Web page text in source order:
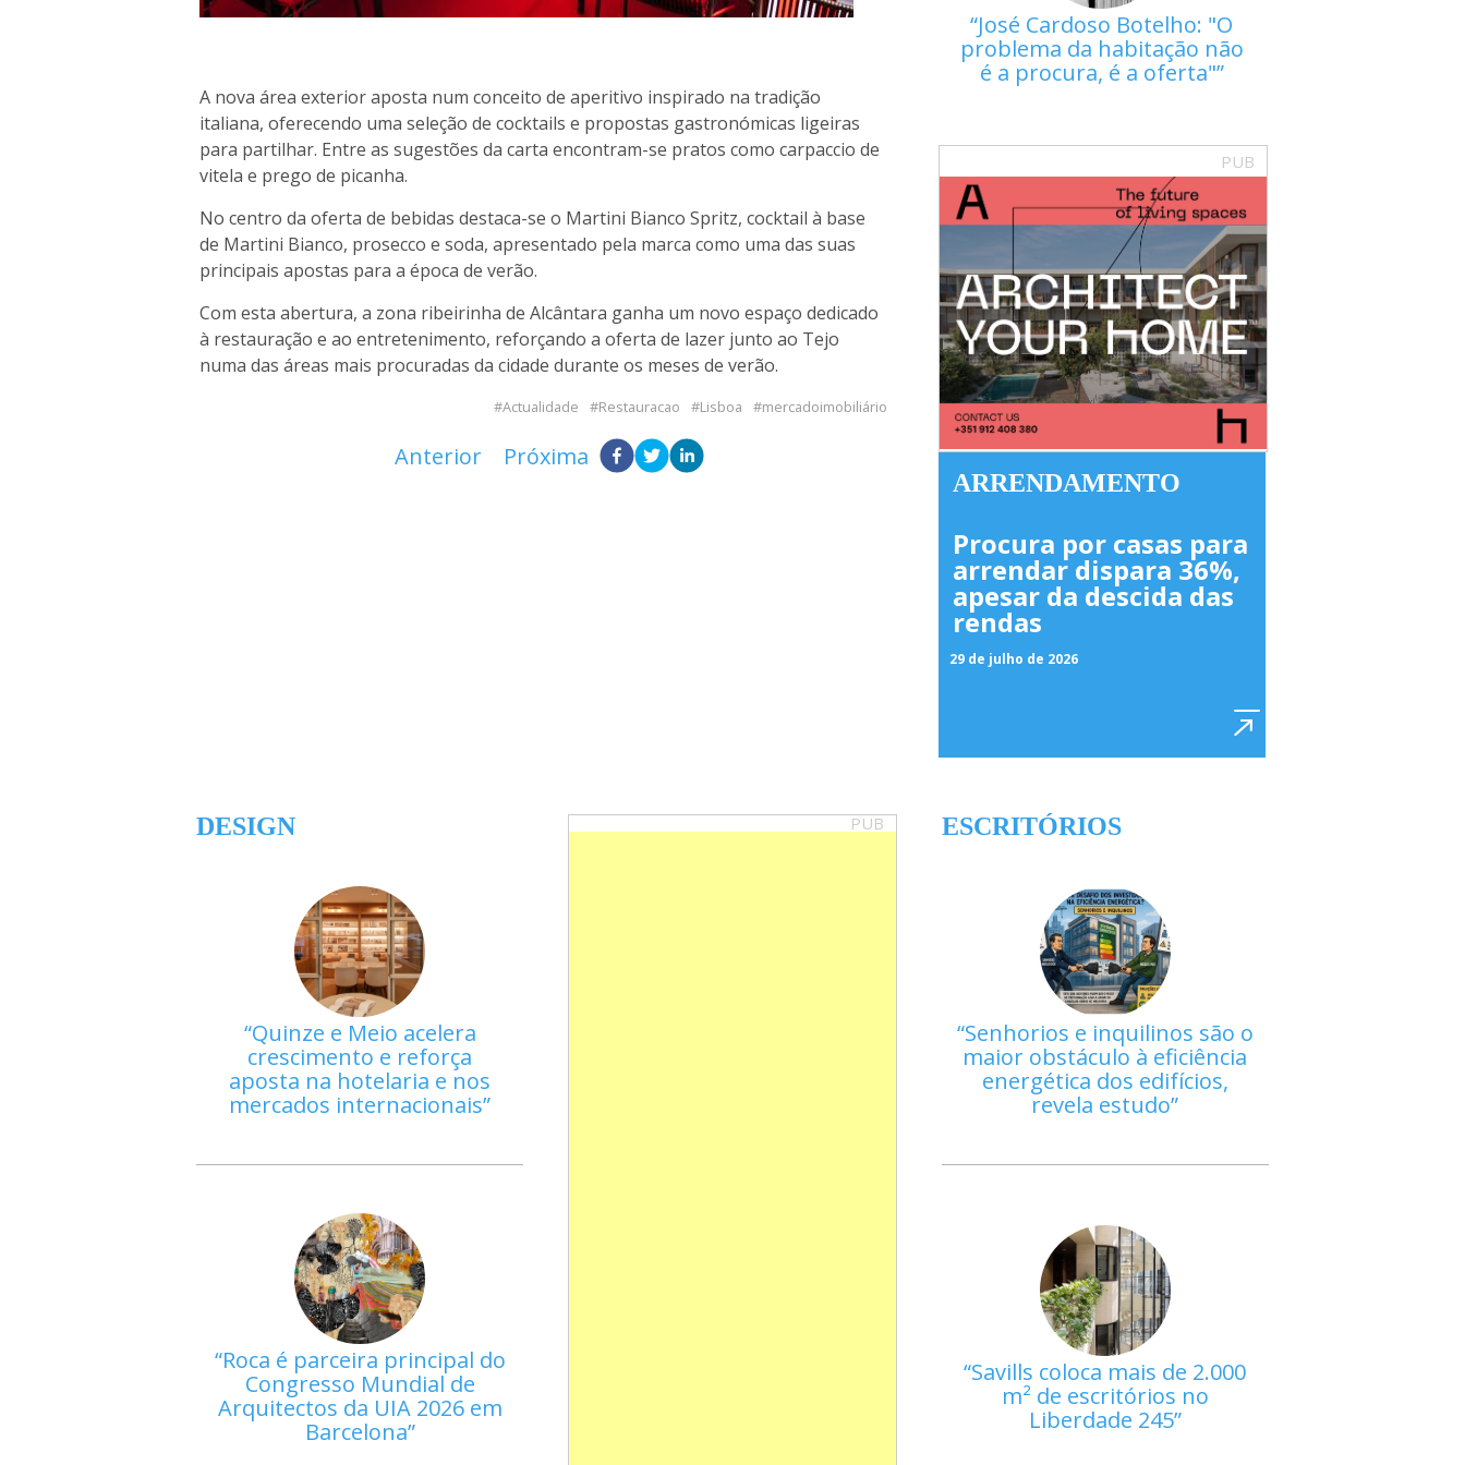
A nova área exterior aposta num conceito de aperitivo inspirado na tradição
italiana, oferecendo uma seleção de cocktails e propostas gastronómicas ligeiras
para partilhar. Entre as sugestões da carta encontram-se pratos como carpaccio de
vitela e prego de picanha.
No centro da oferta de bebidas destaca-se o Martini Bianco Spritz, cocktail à base
de Martini Bianco, prosecco e soda, apresentado pela marca como uma das suas
principais apostas para a época de verão.
Com esta abertura, a zona ribeirinha de Alcântara ganha um novo espaço dedicado
à restauração e ao entretenimento, reforçando a oferta de lazer junto ao Tejo
numa das áreas mais procuradas da cidade durante os meses de verão.
Actualidade Restauracao Lisboa mercadoimobiliário
Anterior Próxima
José Cardoso Botelho: "O
problema da habitação não
é a procura, é a oferta"
PUB
ARRENDAMENTO
Procura por casas para
arrendar dispara 36%,
apesar da descida das
rendas
29 de julho de 2026
DESIGN
Quinze e Meio acelera
crescimento e reforça
aposta na hotelaria e nos
mercados internacionais
Roca é parceira principal do
Congresso Mundial de
Arquitectos da UIA 2026 em
Barcelona
PUB ESCRITÓRIOS
Senhorios e inquilinos são o
maior obstáculo à eficiência
energética dos edifícios,
revela estudo
Savills coloca mais de 2.000
m² de escritórios no
Liberdade 245